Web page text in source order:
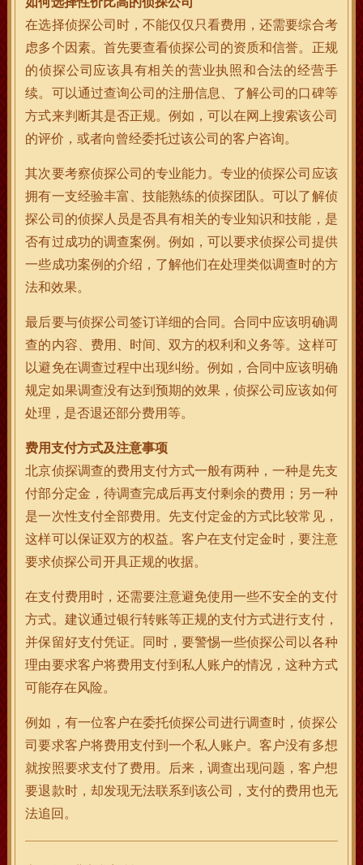
在选择侦探公司时，不能仅仅只看费用，还需要综合考
虑多个因素。首先要查看侦探公司的资质和信誉。正规
的侦探公司应该具有相关的营业执照和合法的经营手
续。可以通过查询公司的注册信息、了解公司的口碑等
方式来判断其是否正规。例如，可以在网上搜索该公司
的评价，或者向曾经委托过该公司的客户咨询。
其次要考察侦探公司的专业能力。专业的侦探公司应该
拥有一支经验丰富、技能熟练的侦探团队。可以了解侦
探公司的侦探人员是否具有相关的专业知识和技能，是
否有过成功的调查案例。例如，可以要求侦探公司提供
一些成功案例的介绍，了解他们在处理类似调查时的方
法和效果。
最后要与侦探公司签订详细的合同。合同中应该明确调
查的内容、费用、时间、双方的权利和义务等。这样可
以避免在调查过程中出现纠纷。例如，合同中应该明确
规定如果调查没有达到预期的效果，侦探公司应该如何
处理，是否退还部分费用等。
费用支付方式及注意事项
北京侦探调查的费用支付方式一般有两种，一种是先支
付部分定金，待调查完成后再支付剩余的费用；另一种
是一次性支付全部费用。先支付定金的方式比较常见，
这样可以保证双方的权益。客户在支付定金时，要注意
要求侦探公司开具正规的收据。
在支付费用时，还需要注意避免使用一些不安全的支付
方式。建议通过银行转账等正规的支付方式进行支付，
并保留好支付凭证。同时，要警惕一些侦探公司以各种
理由要求客户将费用支付到私人账户的情况，这种方式
可能存在风险。
例如，有一位客户在委托侦探公司进行调查时，侦探公
司要求客户将费用支付到一个私人账户。客户没有多想
就按照要求支付了费用。后来，调查出现问题，客户想
要退款时，却发现无法联系到该公司，支付的费用也无
法追回。